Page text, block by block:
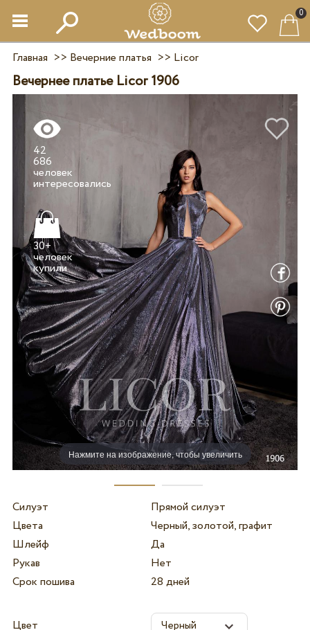
0
Главная >> Вечерние платья >> Licor
Вечернее платье Licor 1906
Нажмите на изображение, чтобы увеличить
42
686
человек
30+
человек
купили
Силуэт
Прямой силуэт
Цвета
Черный, золотой, графит
Шлейф
Да
Рукав
Нет
Срок пошива
28 дней
Цвет